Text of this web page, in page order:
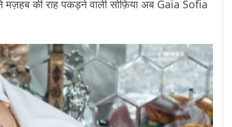
मज़हब की राह पकड़ने वाली सोफ़िया अब Gaia Sofia